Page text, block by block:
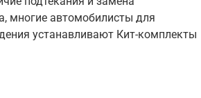
многие автомобилисты для
устанавливают Кит-комплекты